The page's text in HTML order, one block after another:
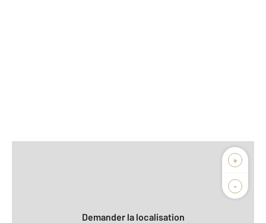
+
-
Biens vendus
Demander la localisation